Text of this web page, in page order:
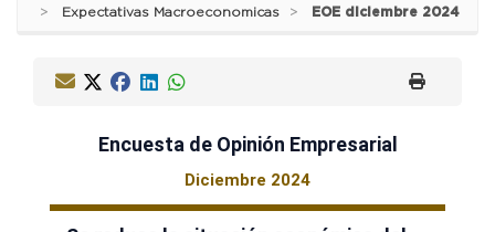
Expectativas Macroeconomicas
EOE diciembre 2024